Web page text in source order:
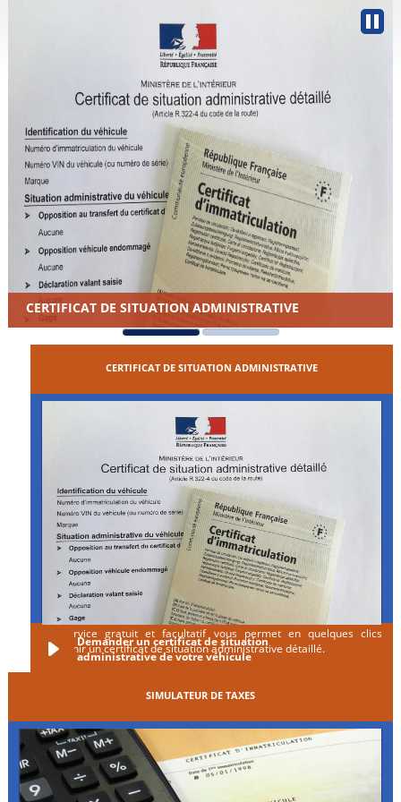
CERTIFICAT DE SITUATION ADMINISTRATIVE
CERTIFICAT DE SITUATION ADMINISTRATIVE
Ce service gratuit et facultatif vous permet en quelques clics
d'obtenir un certificat de situation administrative détaillé.
Demander un certificat de situation
administrative de votre véhicule
SIMULATEUR DE TAXES